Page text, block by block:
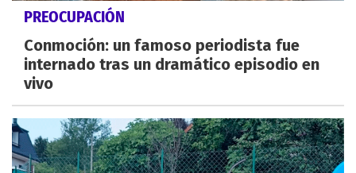
PREOCUPACIÓN
Conmoción: un famoso periodista fue
internado tras un dramático episodio en
vivo